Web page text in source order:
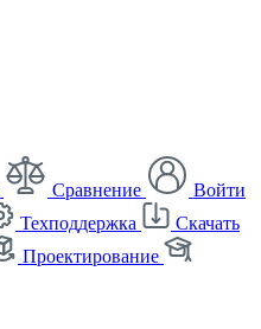
Сравнение
Войти
Техподдержка
Скачать
Проектирование